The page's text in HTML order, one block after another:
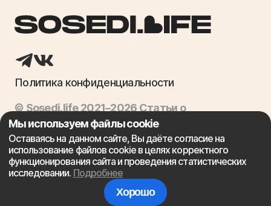
Политика конфиденциальности
© Sosedi.life 2021–2026 Статьи о
недвижимости, ипотека, продажа квартир
Сайт не является финансовой организацией и предоставляет
лишь посреднические консультационные услуги, связанные с
ипотекой. Выдачей ипотечных кредитов занимаются
соответствующие финансовые учреждения.
Мы используем файлы cookie
Оставаясь на данном сайте, Вы даёте согласие на
использование файлов cookie в целях корректного
функционирования сайта и проведения статистических
исследовании. Подробнее
Хорошо